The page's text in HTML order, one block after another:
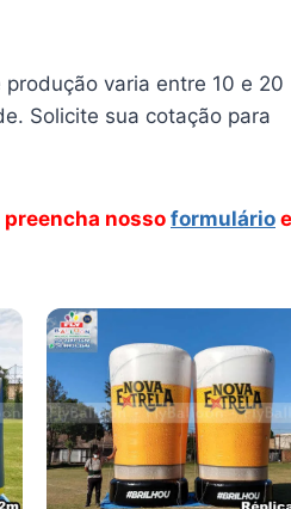
varia entre 10 e 20
Solicite sua cotação para
preencha nosso formulário e